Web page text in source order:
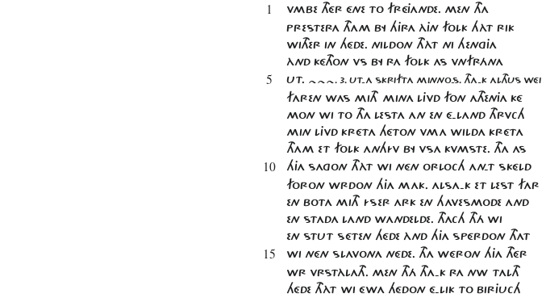
1
VMBE THÉR ÉNE TO FRÉJANDE. MEN THA
PRESTERA THAM BY HJRA ÀJN FOLK HÀT RIK
WITHER IN HÉDE. NILDON THÀT NI HEnGJA
ÀND KÉTHON VS BY RA FOLK AS VNFRÁNA
5 UT. ~~~. 3. UT-A SKRIFTA MINNO-S. THA-K ALTHUS WÉI
FAREN WAS MITH MINA LJVD FON ATHENJA KÉ
MON WI TO THA LESTA AN EN É-LAND THRVCH
MIN LJVD KRÉTA HÉTON VMA WILDA KRÉTA
THAM ET FOLK ANHÍV BY VSA KVMSTE. THA AS
10
HJA SAGON THÀT WI NÉN ORLOCH AN-T SKÉLD
FORON WRDON HJA MAK. ALSA-K ET LEST FAR
EN BOTA MITH ÍSER ARK EN HAVESMODE AND
EN STADA LAND WANDELDE. THACH THÁ WI
EN STUT SÉTEN HÉDE ÀND HJA SPÉRDON THAT
15
WI NÉN SLAVONA NÉDE. THA WÉRON HJA THÉR
WR VRSTÀLATH. MEN THÁ THA-K RA NW TALTH
HÉDE THÀT WI ÉWA HÉDON É-LIK TO BIRJUCH